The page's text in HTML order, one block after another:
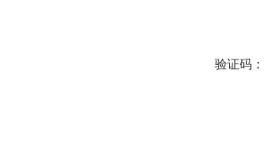
验证码：